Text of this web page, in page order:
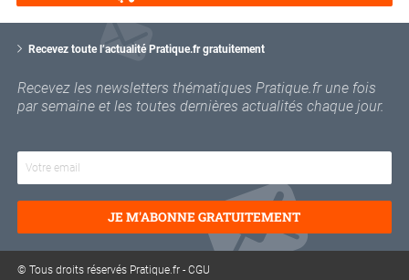
Recevez toute l’actualité Pratique.fr gratuitement
Recevez les newsletters thématiques Pratique.fr une fois
par semaine et les toutes dernières actualités chaque jour.
o
r
e
e
JE M'ABONNE GRATUITEMENT
© Tous droits réservés Pratique.fr -CGU